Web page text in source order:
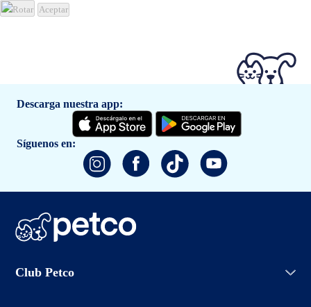
Rotar Aceptar
Descarga nuestra app:
Síguenos en:
Club Petco
Iniciar sesión